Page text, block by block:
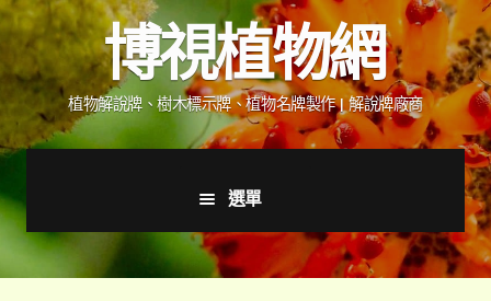
跳
至
導
覽
列
跳
至
主
要
內
博視植物網
植物解說牌、樹木標示牌、植物名牌製作 | 解說牌廠商
選單